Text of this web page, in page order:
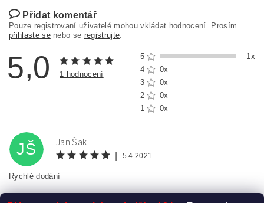
Přidat komentář
Pouze registrovaní uživatelé mohou vkládat hodnocení. Prosím
přihlaste senebo se registrujte
5,0 1 hodnocení
5
1x
4
0x
3
0x
2
0x
1
0x
JŠ Jan Šak
5.4.2021
Rychlé dodání